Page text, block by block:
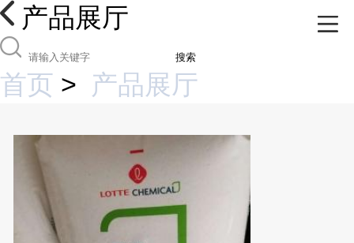
产品展厅
搜索
首页 > 产品展厅